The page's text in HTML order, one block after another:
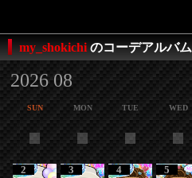
my_shokichi のコーデアルバム
2026 08
SUN MON TUE WED
2 3 4 5